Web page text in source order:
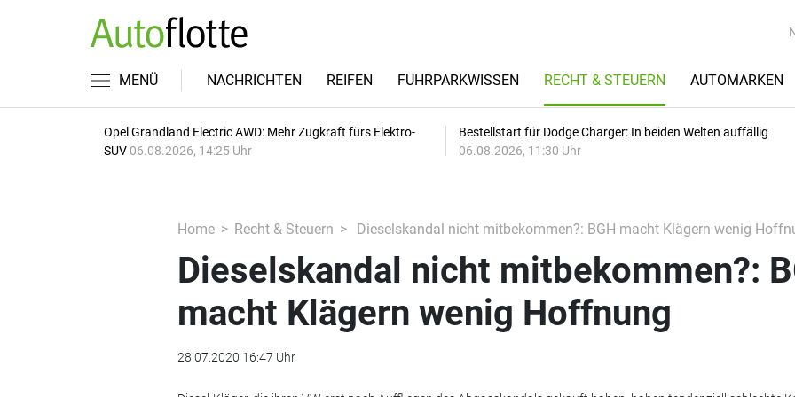
MENÜ NACHRICHTEN REIFEN FUHRPARKWISSEN RECHT & STEUERN AUTOMARKEN
Opel Grandland Electric AWD: Mehr Zugkraft fürs Elektro-
SUV 06.08.2026, 14:25 Uhr
Bestellstart für Dodge Charger: In beiden Welten auffällig
06.08.2026, 11:30 Uhr
Home Recht & Steuern Dieselskandal nicht mitbekommen?: BGH macht Klägern wenig
Dieselskandal nicht mitbekommen?:
macht Klägern wenig Hoffnung
28.07.2020 16:47 Uhr